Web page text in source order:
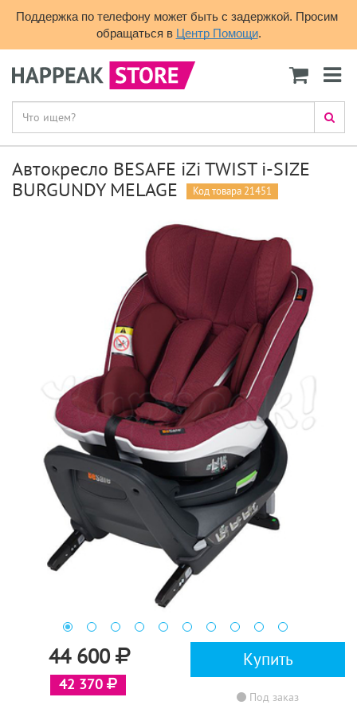
Поддержка по телефону может быть с задержкой. Просим
обращаться в Центр Помощи.
Автокресло BESAFE iZi TWIST i-SIZE
BURGUNDY MELAGE
Код товара 21451
44 600
42 370
Купить
Под заказ